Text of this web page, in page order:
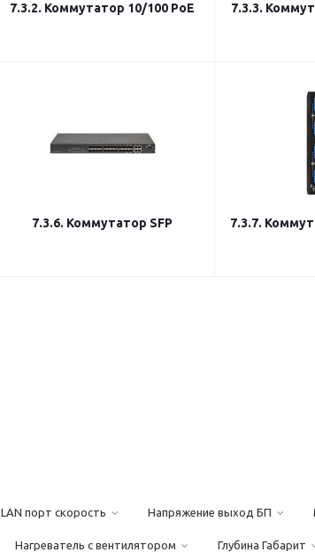
7.3.2. Коммутатор 10/100 PoE 7.3.3.
7.3.6. Коммутатор SFP 7.3.7.
LAN порт скорость Напряжение выход БП
Нагреватель с вентилятором Глубина Габарит